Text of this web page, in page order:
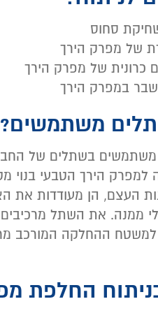
סחוס
של מפרק הירך
כרונית של מפרק הירך
במפרק הירך
משתמשים?
משתמשים בשתלים של
הירך הטבעי בנוי
העצם, הן מעודדות את
ממנה. את השתל
ההחלקה המורכב
החלפת